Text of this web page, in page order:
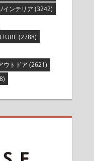
インテリア (3242)
(2788)
ウトドア (2621)